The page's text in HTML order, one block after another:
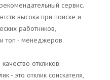
сервис.
высока при поиске и
работников,
топ - менеджеров.
откликов
- это отклик соискателя,